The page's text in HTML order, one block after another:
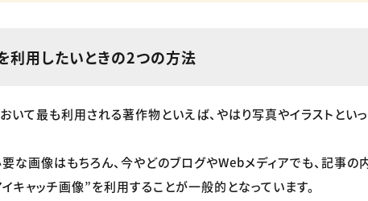
利用したいときの2つの方法
いて最も利用される著作物といえば、やはり写真やイラストとい
な画像はもちろん、今やどのブログやWebメディアでも、記事の
キャッチ画像”を利用することが一般的となっています。